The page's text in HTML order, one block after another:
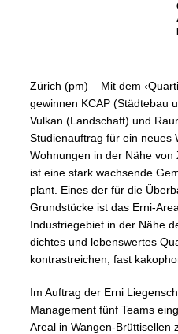
Zürich (pm) – Mit dem
gewinnen KCAP (Städtebau
Vulkan (Landschaft) und
Studienauftrag für ein neues
Wohnungen in der Nähe von
ist eine stark wachsende
plant. Eines der für die
Grundstücke ist das Erni-
Industriegebiet in der Nähe
dichtes und lebenswertes
kontrastreichen, fast
Im Auftrag der Erni
Management fünf Teams
Areal in Wangen-Brüttisellen